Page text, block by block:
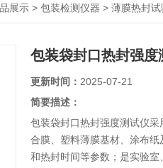
展示 > 包装检测仪器 > 薄膜热封试
包装袋封口热封强度
更新时间： 2025-07-21
简要描述：
包装袋封口热封强度测试仪
合膜、塑料薄膜基材、涂布
和热封时间等参数；是实验室